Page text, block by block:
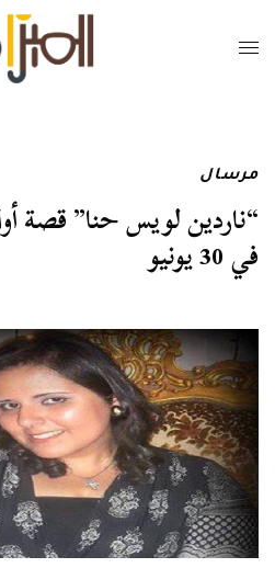
مرسال
“ناردين لويس حنا” قصة
في 30 يونيو